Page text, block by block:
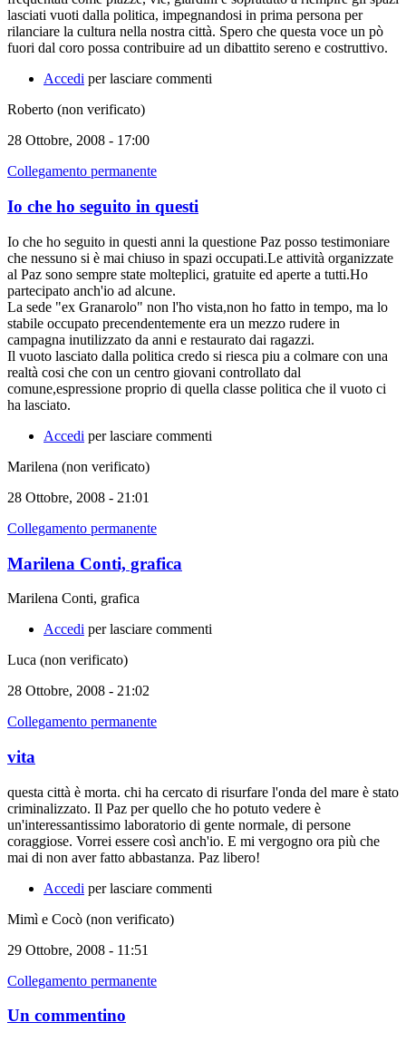
lasciati vuoti dalla politica, impegnandosi in prima persona per
rilanciare la cultura nella nostra città. Spero che questa voce un pò
fuori dal coro possa contribuire ad un dibattito sereno e costruttivo.
Accedi per lasciare commenti
Roberto (non verificato)
28 Ottobre, 2008 - 17:00
Collegamento permanente
Io che ho seguito in questi
Io che ho seguito in questi anni la questione Paz posso testimoniare
che nessuno si è mai chiuso in spazi occupati.Le attività organizzate
al Paz sono sempre state molteplici, gratuite ed aperte a tutti.Ho
partecipato anch'io ad alcune.
La sede "ex Granarolo" non l'ho vista,non ho fatto in tempo, ma lo
stabile occupato precendentemente era un mezzo rudere in
campagna inutilizzato da anni e restaurato dai ragazzi.
Il vuoto lasciato dalla politica credo si riesca piu a colmare con una
realtà cosi che con un centro giovani controllato dal
comune,espressione proprio di quella classe politica che il vuoto ci
ha lasciato.
Accedi per lasciare commenti
Marilena (non verificato)
28 Ottobre, 2008 - 21:01
Collegamento permanente
Marilena Conti, grafica
Marilena Conti, grafica
Accedi per lasciare commenti
Luca (non verificato)
28 Ottobre, 2008 - 21:02
Collegamento permanente
vita
questa città è morta. chi ha cercato di risurfare l'onda del mare è stato
criminalizzato. Il Paz per quello che ho potuto vedere è
un'interessantissimo laboratorio di gente normale, di persone
coraggiose. Vorrei essere così anch'io. E mi vergogno ora più che
mai di non aver fatto abbastanza. Paz libero!
Accedi per lasciare commenti
Mimì e Cocò (non verificato)
29 Ottobre, 2008 - 11:51
Collegamento permanente
Un commentino